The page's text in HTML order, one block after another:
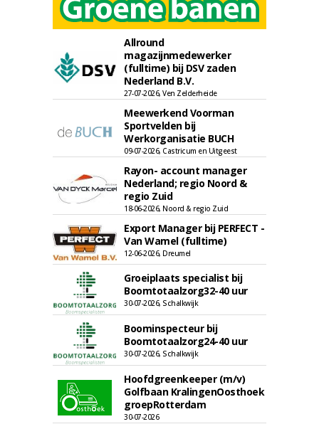
Allround
magazijnmedewerker
(fulltime) bij DSV zaden
Nederland B.V.
27-07-2026, Ven Zelderheide
Meewerkend Voorman
Sportvelden bij
Werkorganisatie BUCH
09-07-2026, Castricum en Uitgeest
Rayon- account manager
Nederland; regio Noord &
regio Zuid
18-06-2026, Noord & regio Zuid
Export Manager bij PERFECT -
Van Wamel (fulltime)
12-06-2026, Dreumel
Groeiplaats specialist bij
Boomtotaalzorg32-40 uur
30-07-2026, Schalkwijk
Boominspecteur bij
Boomtotaalzorg24-40 uur
30-07-2026, Schalkwijk
Hoofdgreenkeeper (m/v)
Golfbaan KralingenOosthoek
groepRotterdam
30-07-2026